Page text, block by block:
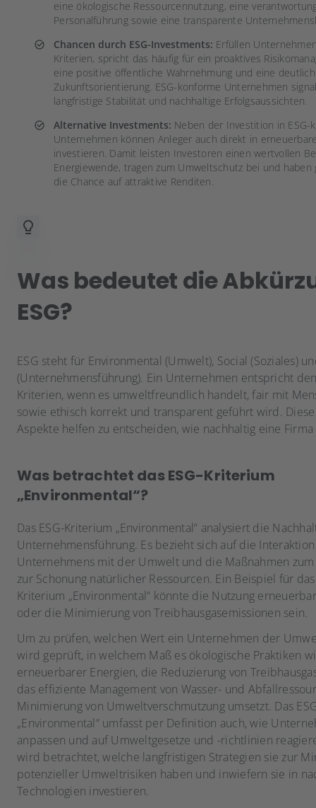
eine ökologische Ressourcennutzung, eine
Personalführung sowie eine transparente
Chancen durch ESG-Investments: Erfüllen
Kriterien, spricht das häufig für ein proaktives
eine positive öffentliche Wahrnehmung und eine
Zukunftsorientierung. ESG-konforme Unternehmen
langfristige Stabilität und nachhaltige Erfolgsaussichten.
Alternative Investments: Neben der Investition in ESG-
Unternehmen können Anleger auch direkt in
investieren. Damit leisten Investoren einen wertvollen
Energiewende, tragen zum Umweltschutz bei und haben
die Chance auf attraktive Renditen.
Was bedeutet die
ESG?
ESG steht für Environmental (Umwelt), Social (Soziales)
(Unternehmensführung). Ein Unternehmen entspricht
Kriterien, wenn es umweltfreundlich handelt, fair mit
sowie ethisch korrekt und transparent geführt wird.
Aspekte helfen zu entscheiden, wie nachhaltig eine
Was betrachtet das ESG-Kriterium
„Environmental“?
Das ESG-Kriterium „Environmental“ analysiert die
Unternehmensführung. Es bezieht sich auf die
Unternehmens mit der Umwelt und die Maßnahmen
zur Schonung natürlicher Ressourcen. Ein Beispiel für das
Kriterium „Environmental“ könnte die Nutzung
oder die Minimierung von Treibhausgasemissionen sein.
Um zu prüfen, welchen Wert ein Unternehmen der
wird geprüft, in welchem Maß es ökologische Praktiken
erneuerbarer Energien, die Reduzierung von
das effiziente Management von Wasser- und
Minimierung von Umweltverschmutzung umsetzt. Das
„Environmental“ umfasst per Definition auch, wie
anpassen und auf Umweltgesetze und -richtlinien
wird betrachtet, welche langfristigen Strategien sie zur
potenzieller Umweltrisiken haben und inwiefern sie in
Technologien investieren.